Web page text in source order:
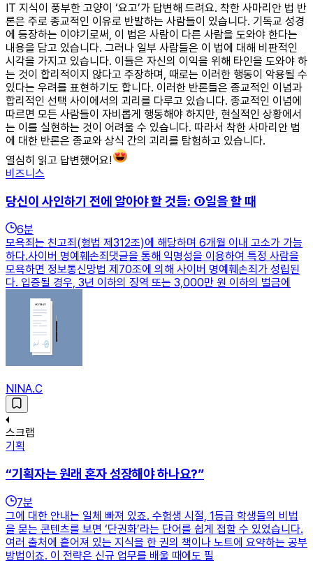
IT 지식이 풍부한 고양이 ‘요고’가 답변해 드려요. 착한 사마리안 법 반
론은 주로 종교적인 이유로 반발하는 사람들이 있습니다. 기독교 성경
에 등장하는 이야기로써, 이 법은 사람이 다른 사람을 도와야 한다는
내용을 담고 있습니다. 그러나 일부 사람들은 이 법에 대해 비판적인
시각을 가지고 있습니다. 이들은 자신의 이익을 위해 타인을 도와야 하
는 것이 합리적이지 않다고 주장하며, 때로는 이러한 행동이 악용될 수
있다는 우려를 표현하기도 합니다. 이러한 반론들은 종교적인 이념과
합리적인 선택 사이에서의 괴리를 다루고 있습니다. 종교적인 이념에
따르면 모든 사람들이 자비롭게 행동해야 하지만, 현실적인 상황에서
는 이를 실현하는 것이 어려울 수 있습니다. 따라서 착한 사마리안 법
에 대한 반론은 종교와 상식 간의 괴리를 탐험하고 있습니다.
열심히 읽고 답변했어요!
비즈니스
당신이 사인하기 전에 알아야 할 것들: ①일을 할 때
6분
모욕죄는 친고죄(형법 제312조)에 해당하며 6개월 이내 고소가 가능
하다.사이버 명예훼손죄댓글을 통해 익명성을 이용하여 특정 사람을
모욕하면 정보통신망법 제70조에 의해 사이버 명예훼손죄가 성립된
다. 입증될 경우, 3년 이하의 징역 또는 3,000만 원 이하의 벌금에
NINA.C
스크랩
기획
“기획자는 원래 혼자 성장해야 하나요?”
7분
그에 대한 안내는 일체 빠져 있죠. 수험생 시절, 1등급 학생들의 비법
을 묻는 콘텐츠를 보면 ‘단권화’라는 단어를 쉽게 접할 수 있었습니다.
여러 출처에 흩어져 있는 지식을 한 권의 책이나 노트에 요약하는 공부
방법이죠. 이 전략은 신규 업무를 배울 때에도 필